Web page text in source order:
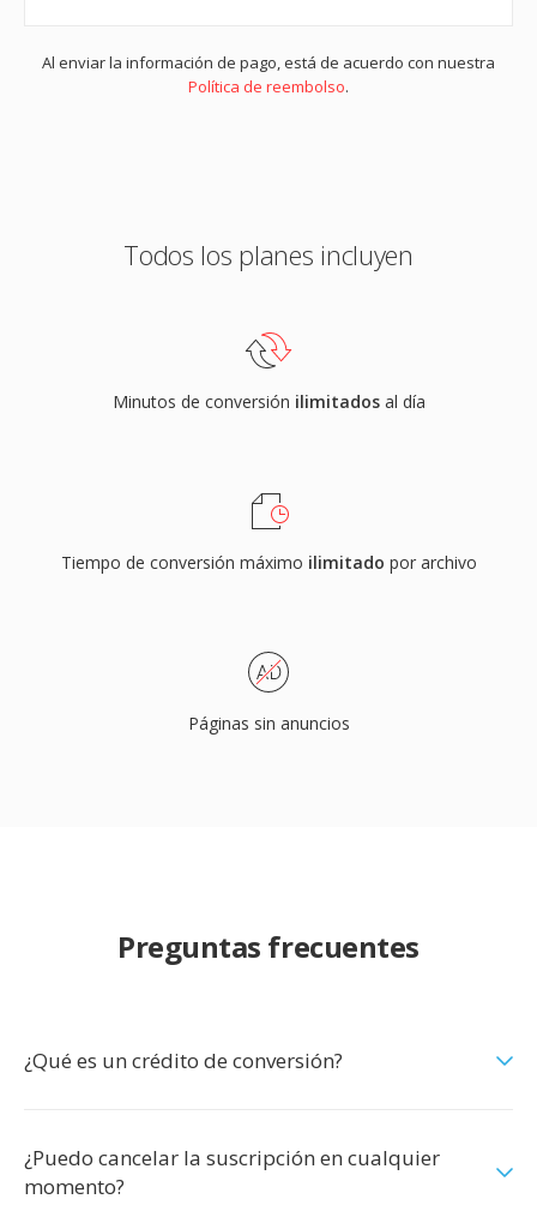
Al enviar la información de pago, está de acuerdo con nuestra
Política de reembolso.
Todos los planes incluyen
Minutos de conversión ilimitadosal día
Tiempo de conversión máximo ilimitado por archivo
Páginas sin anuncios
Preguntas frecuentes
¿Qué es un crédito de conversión?
¿Puedo cancelar la suscripción en cualquier
momento?